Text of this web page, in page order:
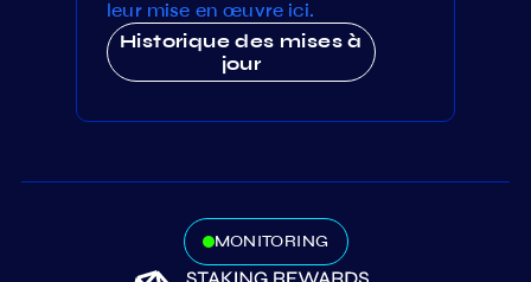
leur mise en œuvre ici.
Historique des mises à
jour
MONITORING